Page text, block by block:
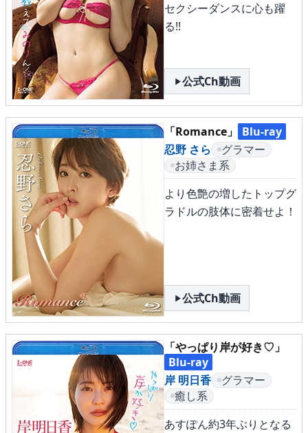
セクシーダンスに心も躍
る!!
公式Ch動画
「Romance」
Blu-ray
忍野 さら
グラマー
お姉さま系
より色艶の増したトップグ
ラドルの肢体に密着せよ！
公式Ch動画
「やっぱり岸が好き♡」
Blu-ray
岸 明日香
グラマー
癒し系
あすぽん約3年ぶりとなる